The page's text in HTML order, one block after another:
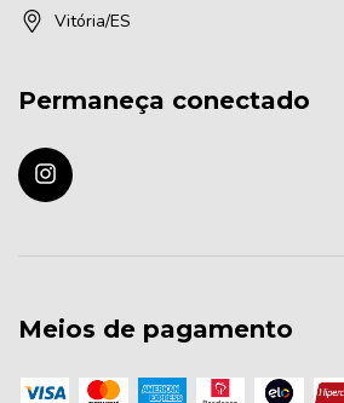
Vitória/ES
Permaneça conectado
Meios de pagamento